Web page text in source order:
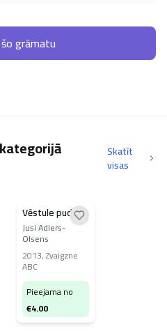
grāmatu
Skatīt
visas
Vēstule pudelē
Jusi Adlers-
Olsens
2013,Zvaigzne
ABC
Pieejama no
€4.00